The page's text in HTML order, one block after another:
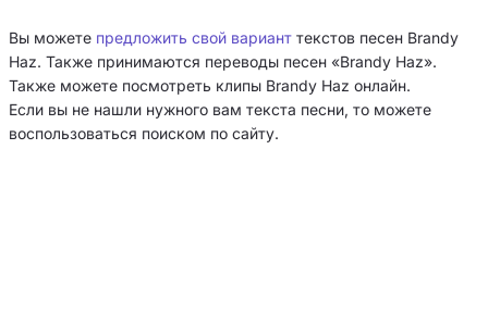
Вы можете предложить свой вариант текстов песен Brandy
Haz. Также принимаются переводы песен «Brandy Haz».
Также можете посмотреть клипы Brandy Haz онлайн.
Если вы не нашли нужного вам текста песни, то можете
воспользоваться поиском по сайту.